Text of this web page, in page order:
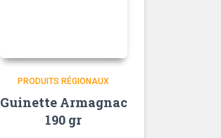
PRODUITS RÉGIONAUX
Guinette Armagnac
190 gr